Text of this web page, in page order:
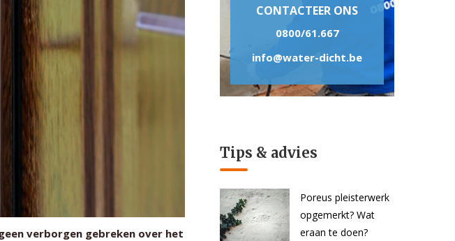
verborgen gebreken over het
CONTACTEER ONS
0800/61.667
info@water-dicht.be
Tips & advies
Poreus pleisterwerk
opgemerkt? Wat
eraan te doen?